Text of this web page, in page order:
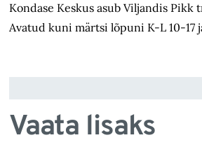
Kondase Keskus asub Viljandis Pikk
Avatud kuni märtsi lõpuni K-L 10-17
Vaata lisaks